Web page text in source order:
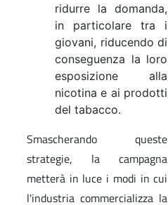
ridurre la domanda,
in particolare tra i
giovani, riducendo di
conseguenza la loro
esposizione alla
nicotina e ai prodotti
del tabacco.
Smascherando queste
strategie, la campagna
metterà in luce i modi in cui
l'industria commercializza la